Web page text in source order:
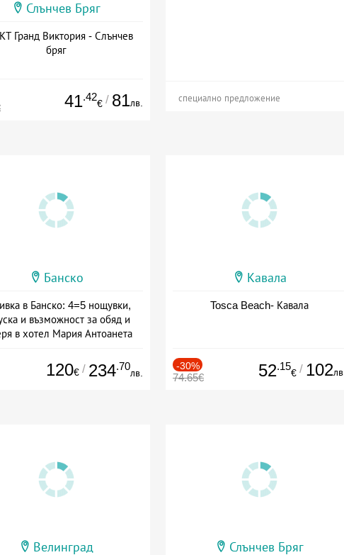
Слънчев Бряг
Гранд Виктория - Слънчев
бряг
41.42
€ / 81лв. специално предложение
Банско
в Банско: 4=5 нощувки,
и възможност за обяд и
в хотел Мария Антоанета
120€ / 234.70
лв.
Кавала
Tosca Beach- Кавала
-30%
74.65€ 52.15
€ / 102лв.
Велинград Слънчев Бряг